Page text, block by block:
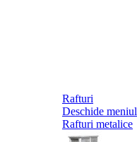
Rafturi
Deschide meniul
Rafturi metalice